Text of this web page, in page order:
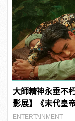
大師精神永垂不
影展】《末代皇
片，月底隆重上映
ENTERTAINMENT